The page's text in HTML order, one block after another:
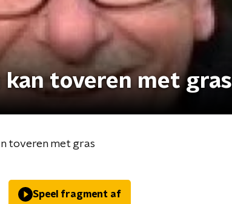
kan toveren met gras
toveren met gras
Speel fragment af